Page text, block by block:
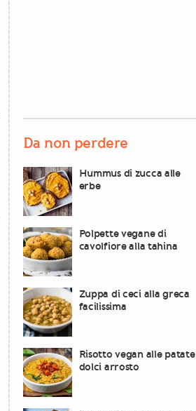
Da non perdere
Hummus di zucca alle
erbe
Polpette vegane di
cavolfiore alla tahina
Zuppa di ceci alla greca
facilissima
Risotto vegan alle patate
dolci arrosto